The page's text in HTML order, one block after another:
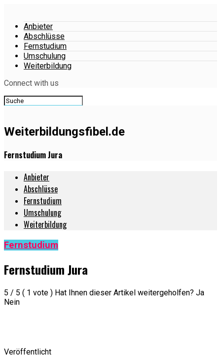
Anbieter
Abschlüsse
Fernstudium
Umschulung
Weiterbildung
Connect with us
Weiterbildungsfibel.de
Fernstudium Jura
Anbieter
Abschlüsse
Fernstudium
Umschulung
Weiterbildung
Fernstudium
Fernstudium Jura
5 / 5 ( 1 vote ) Hat Ihnen dieser Artikel weitergeholfen? Ja
Nein
Veröffentlicht